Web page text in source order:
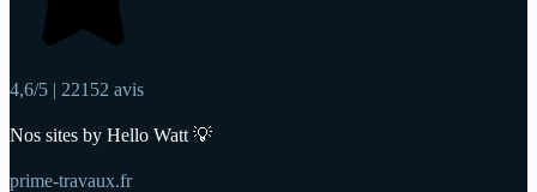
4,6/5 | 22152 avis
Nos sites by Hello Watt 💡
prime-travaux.fr